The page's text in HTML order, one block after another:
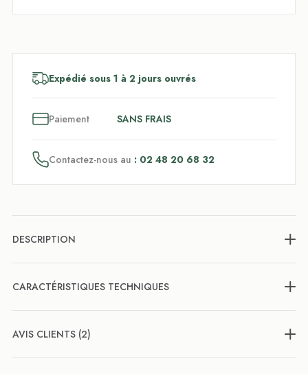
Expédié sous 1 à 2 jours ouvrés
Paiement SANS FRAIS
Contactez-nous au : 02 48 20 68 32
DESCRIPTION
CARACTÉRISTIQUES TECHNIQUES
AVIS CLIENTS (2)